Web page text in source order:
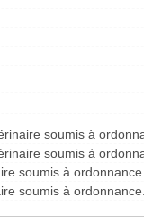
soumis à
soumis à
soumis à ordonnance.
soumis à ordonnance.